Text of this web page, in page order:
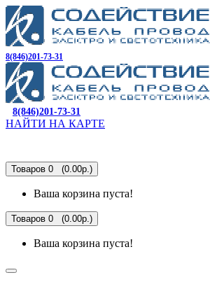
8(846)201-73-31
8(846)201-73-31
НАЙТИ НА КАРТЕ
Товаров 0 (0.00р.)
Ваша корзина пуста!
Товаров 0 (0.00р.)
Ваша корзина пуста!